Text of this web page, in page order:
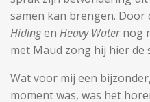
samen kan brengen. Door
Hidingen Heavy Waternog
met Maud zong hij hier de
Wat voor mij een
moment was, was het